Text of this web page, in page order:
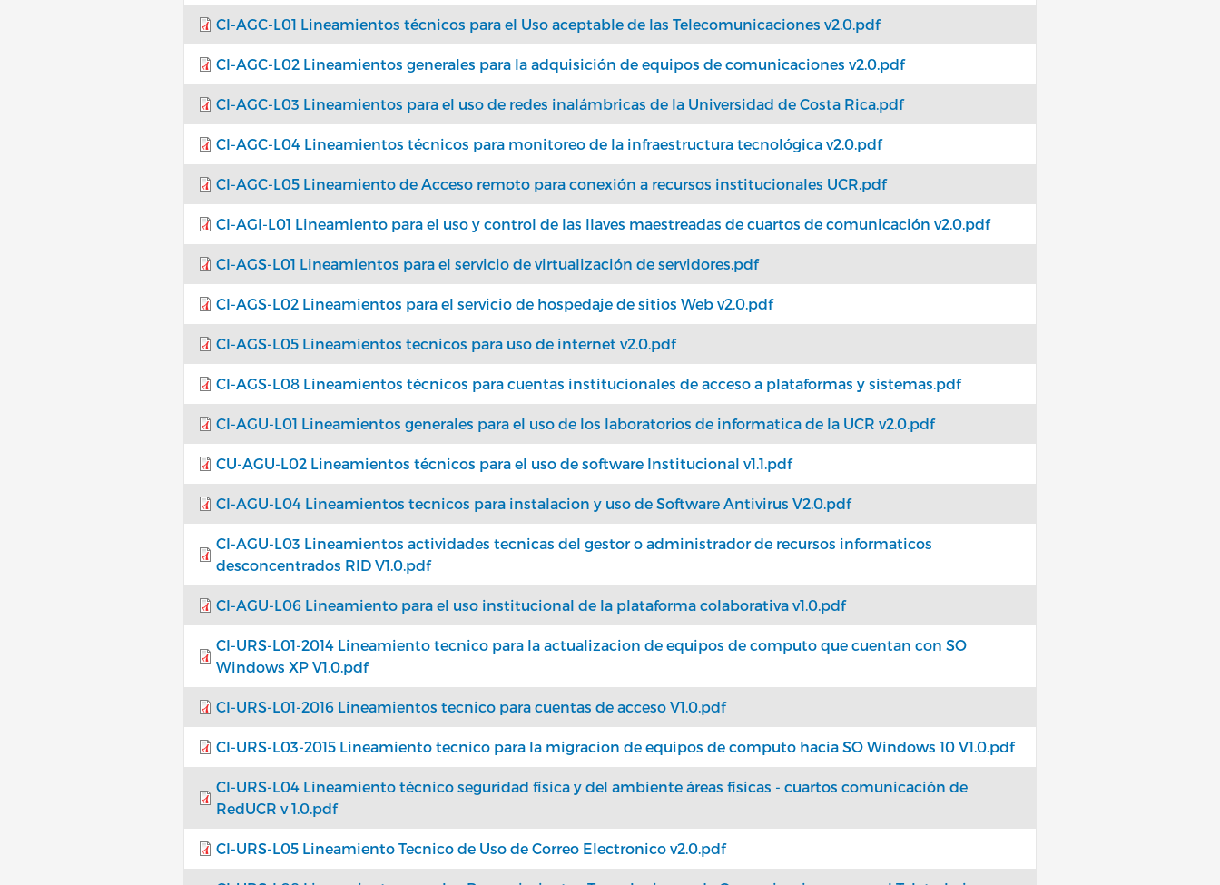
CI-AGC-L01 Lineamientos técnicos para el Uso aceptable de las Telecomunicaciones v2.0.pdf
CI-AGC-L02 Lineamientos generales para la adquisición de equipos de comunicaciones v2.0.pdf
CI-AGC-L03 Lineamientos para el uso de redes inalámbricas de la Universidad de Costa Rica.pdf
CI-AGC-L04 Lineamientos técnicos para monitoreo de la infraestructura tecnológica v2.0.pdf
CI-AGC-L05 Lineamiento de Acceso remoto para conexión a recursos institucionales UCR.pdf
CI-AGI-L01 Lineamiento para el uso y control de las llaves maestreadas de cuartos de comunicación v2.0.pdf
CI-AGS-L01 Lineamientos para el servicio de virtualización de servidores.pdf
CI-AGS-L02 Lineamientos para el servicio de hospedaje de sitios Web v2.0.pdf
CI-AGS-L05 Lineamientos tecnicos para uso de internet v2.0.pdf
CI-AGS-L08 Lineamientos técnicos para cuentas institucionales de acceso a plataformas y sistemas.pdf
CI-AGU-L01 Lineamientos generales para el uso de los laboratorios de informatica de la UCR v2.0.pdf
CU-AGU-L02 Lineamientos técnicos para el uso de software Institucional v1.1.pdf
CI-AGU-L04 Lineamientos tecnicos para instalacion y uso de Software Antivirus V2.0.pdf
CI-AGU-L03 Lineamientos actividades tecnicas del gestor o administrador de recursos informaticos
desconcentrados RID V1.0.pdf
CI-AGU-L06 Lineamiento para el uso institucional de la plataforma colaborativa v1.0.pdf
CI-URS-L01-2014 Lineamiento tecnico para la actualizacion de equipos de computo que cuentan con SO
Windows XP V1.0.pdf
CI-URS-L01-2016 Lineamientos tecnico para cuentas de acceso V1.0.pdf
CI-URS-L03-2015 Lineamiento tecnico para la migracion de equipos de computo hacia SO Windows 10 V1.0.pdf
CI-URS-L04 Lineamiento técnico seguridad física y del ambiente áreas físicas - cuartos comunicación de
RedUCR v 1.0.pdf
CI-URS-L05 Lineamiento Tecnico de Uso de Correo Electronico v2.0.pdf